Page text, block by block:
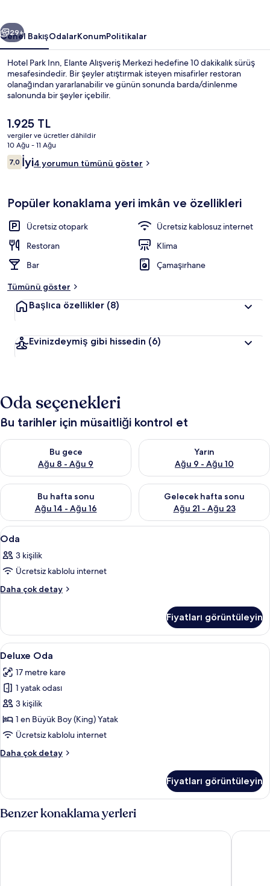
İç mekân
Sonraki
29+
Genel BakışOdalarKonumPolitikalar
Hotel Park Inn, Elante Alışveriş Merkezi hedefine 10 dakikalık sürüş
mesafesindedir. Bir şeyler atıştırmak isteyen misafirler restoran
olanağından yararlanabilir ve günün sonunda barda/dinlenme
salonunda bir şeyler içebilir.
Şu
anki
fiyat
1.925 TL
1.925 TL
vergiler ve ücretler dâhildir
10 Ağu - 11 Ağu
Yorumlar
7,07,0/10
İyi4 yorumun tümünü göster
Popüler konaklama yeri imkân ve özellikleri
Ücretsiz otopark
Ücretsiz kablosuz internet
Restoran
Klima
Bar
Çamaşırhane
Tümünü göster
Başlıca özellikler (8)
Evinizdeymiş gibi hissedin (6)
Oda seçenekleri
Bu tarihler için müsaitliği kontrol et
Bu gece
Ağu 8 - Ağu 9
Bu gece için müsaitliği kontrol et Ağu 8 - Ağu 9
Yarın
Ağu 9 - Ağu 10
Yarın için müsaitliği kontrol
Bu hafta sonu
Ağu 14 - Ağu 16
Bu hafta sonu için müsaitliği kontrol et Ağu 14 - Ağu 16
Gelecek hafta sonu
Ağu 21 - Ağu 23
Önümüzdeki hafta sonu için
Oda
için
tüm
fotoğrafları
görün
17
Oda
3 kişilik
Ücretsiz kablolu internet
Daha çok detay
Oda
detay
Fiyatları görüntüleyin
Deluxe
Oda
için
tüm
fotoğrafları
görün
4
Deluxe Oda
17 metre kare
1 yatak odası
3 kişilik
1 en Büyük Boy (King) Yatak
Ücretsiz kablolu internet
Daha çok detay
Deluxe
fazla
detay
Fiyatları görüntüleyin
Benzer konaklama yerleri
Hotel Oyster The